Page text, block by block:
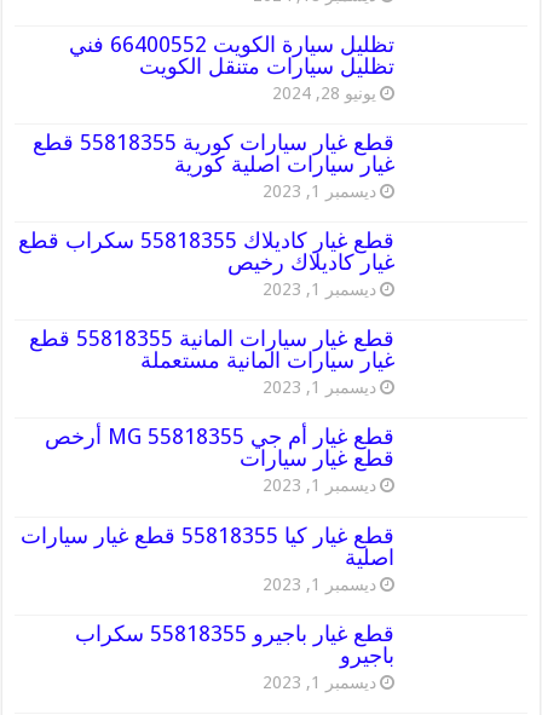
تظليل سيارة الكويت 66400552 فني
تظليل سيارات متنقل الكويت
يونيو 28, 2024
قطع غيار سيارات كورية 55818355 قطع
غيار سيارات اصلية كورية
ديسمبر 1, 2023
قطع غيار كاديلاك 55818355 سكراب قطع
غيار كاديلاك رخيص
ديسمبر 1, 2023
قطع غيار سيارات المانية 55818355 قطع
غيار سيارات المانية مستعملة
ديسمبر 1, 2023
قطع غيار أم جي MG 55818355 أرخص
قطع غيار سيارات
ديسمبر 1, 2023
قطع غيار كيا 55818355 قطع غيار سيارات
اصلية
ديسمبر 1, 2023
قطع غيار باجيرو 55818355 سكراب
باجيرو
ديسمبر 1, 2023